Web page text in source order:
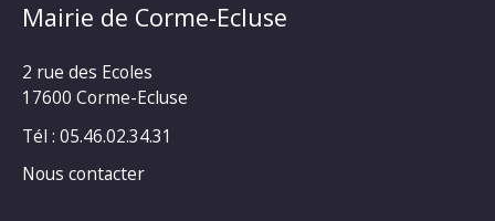
Mairie de Corme-Ecluse
2 rue des Ecoles
17600 Corme-Ecluse
Tél : 05.46.02.34.31
Nous contacter